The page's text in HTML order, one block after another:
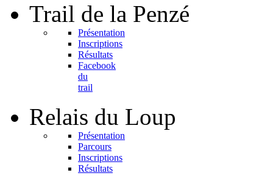
Trail de la Penzé
Présentation
Inscriptions
Résultats
Facebook
du
trail
Relais du Loup
Présentation
Parcours
Inscriptions
Résultats